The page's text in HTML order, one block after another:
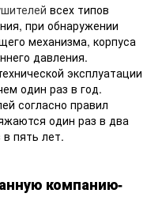
всех типов
при обнаружении
механизма, корпуса
давления.
эксплуатации
один раз в год.
согласно правил
один раз в два
в пять лет.
компанию-